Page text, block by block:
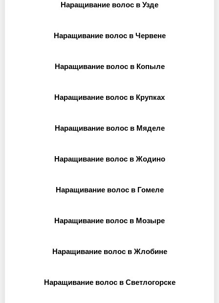
Наращивание волос в Узде
Наращивание волос в Червене
Наращивание волос в Копыле
Наращивание волос в Крупках
Наращивание волос в Мяделе
Наращивание волос в Жодино
Наращивание волос в Гомеле
Наращивание волос в Мозыре
Наращивание волос в Жлобине
Наращивание волос в Светлогорске